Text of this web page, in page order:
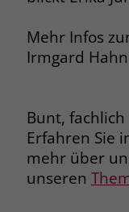
Mehr Infos
Irmgard
Bunt,
Erfahren Sie
mehr über
unseren